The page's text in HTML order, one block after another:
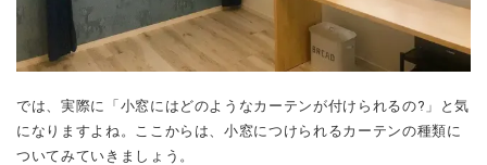
では、実際に「小窓にはどのようなカーテンが付けられるの?」と気
になりますよね。ここからは、小窓につけられるカーテンの種類に
ついてみていきましょう。